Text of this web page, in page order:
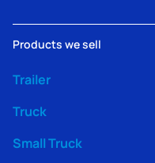
Products we sell
Trailer
Truck
Small Truck